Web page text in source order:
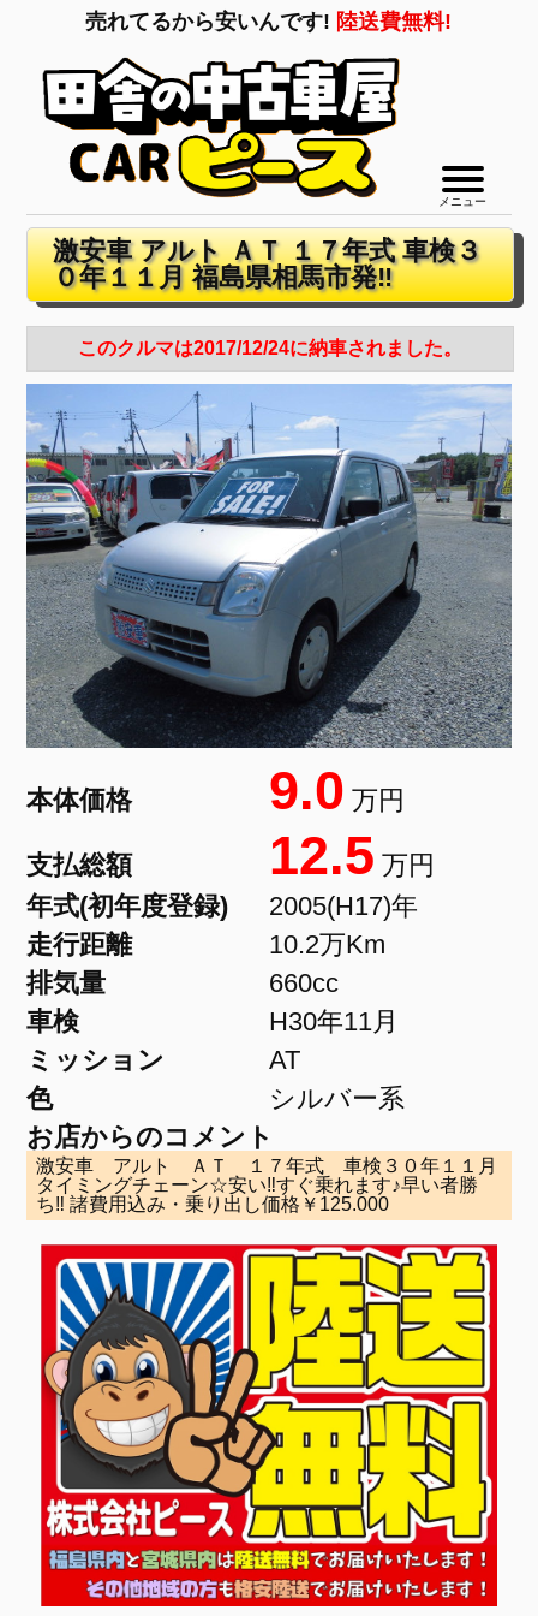
売れてるから安いんです! 陸送費無料!
メニュー
激安車 アルト ＡＴ １７年式 車検３
０年１１月 福島県相馬市発‼
このクルマは2017/12/24に納車されました。
本体価格 9.0 万円
支払総額 12.5 万円
年式(初年度登録)
2005(H17)年
走行距離
10.2万Km
排気量
660cc
車検
H30年11月
ミッション
AT
色
シルバー系
お店からのコメント
激安車 アルト ＡＴ １７年式 車検３０年１１月
タイミングチェーン☆安い‼すぐ乗れます♪早い者勝
ち‼ 諸費用込み・乗り出し価格￥125.000